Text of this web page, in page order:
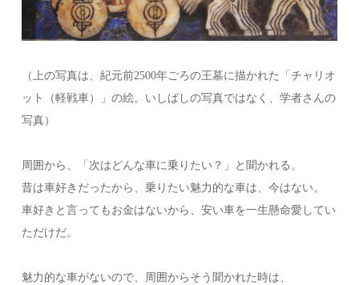
（上の写真は、紀元前2500年ごろの王墓に描かれた「チャリオ
ット（軽戦車）」の絵。いしばしの写真ではなく、学者さんの
写真）
周囲から、「次はどんな車に乗りたい？」と聞かれる。
昔は車好きだったから、乗りたい魅力的な車は、今はない。
車好きと言ってもお金はないから、安い車を一生懸命愛してい
ただけだ。
魅力的な車がないので、周囲からそう聞かれた時は、